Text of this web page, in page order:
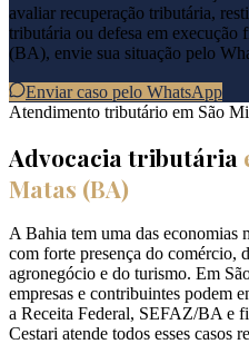
avaliar recuperação tributária,
tributária ou defesa em execução
(BA), envie sua situação pelo
Enviar caso pelo WhatsApp
Atendimento tributário em São
Advocacia tributária
Matas (BA)
A Bahia tem uma das economias
com forte presença do comércio,
agronegócio e do turismo. Em
empresas e contribuintes podem
a Receita Federal, SEFAZ/BA e
Cestari atende todos esses casos